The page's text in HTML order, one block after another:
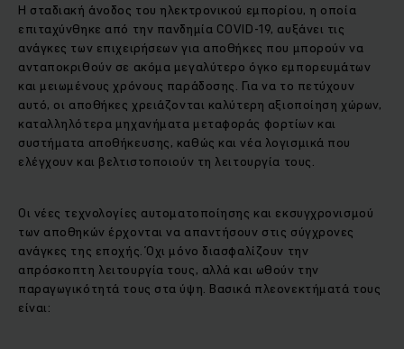
Η σταδιακή άνοδος του ηλεκτρονικού εμπορίου, η οποία
επιταχύνθηκε από την πανδημία COVID-19, αυξάνει τις
ανάγκες των επιχειρήσεων για αποθήκες που μπορούν να
ανταποκριθούν σε ακόμα μεγαλύτερο όγκο εμπορευμάτων
και μειωμένους χρόνους παράδοσης. Για να το πετύχουν
αυτό, οι αποθήκες χρειάζονται καλύτερη αξιοποίηση χώρων,
καταλληλότερα μηχανήματα μεταφοράς φορτίων και
συστήματα αποθήκευσης, καθώς και νέα λογισμικά που
ελέγχουν και βελτιστοποιούν τη λειτουργία τους.
Οι νέες τεχνολογίες αυτοματοποίησης και εκσυγχρονισμού
των αποθηκών έρχονται να απαντήσουν στις σύγχρονες
ανάγκες της εποχής. Όχι μόνο διασφαλίζουν την
απρόσκοπτη λειτουργία τους, αλλά και ωθούν την
παραγωγικότητά τους στα ύψη. Βασικά πλεονεκτήματά τους
είναι: